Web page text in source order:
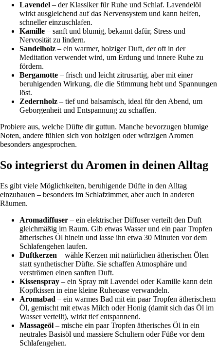
Lavendel – der Klassiker für Ruhe und Schlaf. Lavendelöl
wirkt ausgleichend auf das Nervensystem und kann helfen,
schneller einzuschlafen.
Kamille – sanft und blumig, bekannt dafür, Stress und
Nervosität zu lindern.
Sandelholz – ein warmer, holziger Duft, der oft in der
Meditation verwendet wird, um Erdung und innere Ruhe zu
fördern.
Bergamotte – frisch und leicht zitrusartig, aber mit einer
beruhigenden Wirkung, die die Stimmung hebt und Spannungen
löst.
Zedernholz – tief und balsamisch, ideal für den Abend, um
Geborgenheit und Entspannung zu schaffen.
Probiere aus, welche Düfte dir guttun. Manche bevorzugen blumige
Noten, andere fühlen sich von holzigen oder würzigen Aromen
besonders angesprochen.
So integrierst du Aromen in deinen Alltag
Es gibt viele Möglichkeiten, beruhigende Düfte in den Alltag
einzubauen – besonders im Schlafzimmer, aber auch in anderen
Räumen.
Aromadiffuser – ein elektrischer Diffuser verteilt den Duft
gleichmäßig im Raum. Gib etwas Wasser und ein paar Tropfen
ätherisches Öl hinein und lasse ihn etwa 30 Minuten vor dem
Schlafengehen laufen.
Duftkerzen – wähle Kerzen mit natürlichen ätherischen Ölen
statt synthetischer Düfte. Sie schaffen Atmosphäre und
verströmen einen sanften Duft.
Kissenspray – ein Spray mit Lavendel oder Kamille kann dein
Kopfkissen in eine kleine Ruheoase verwandeln.
Aromabad – ein warmes Bad mit ein paar Tropfen ätherischem
Öl, gemischt mit etwas Milch oder Honig (damit sich das Öl im
Wasser verteilt), wirkt tief entspannend.
Massageöl – mische ein paar Tropfen ätherisches Öl in ein
neutrales Basisöl und massiere Schultern oder Füße vor dem
Schlafengehen.